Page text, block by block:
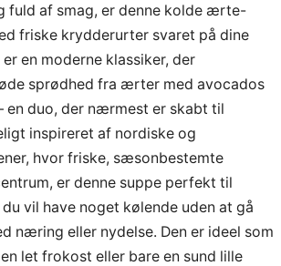
fuld af smag, er denne kolde ærte-
friske krydderurter svaret på dine
en moderne klassiker, der
sprødhed fra ærter med avocados
en duo, der nærmest er skabt til
inspireret af nordiske og
hvor friske, sæsonbestemte
er denne suppe perfekt til
vil have noget kølende uden at gå
næring eller nydelse. Den er ideel som
let frokost eller bare en sund lille